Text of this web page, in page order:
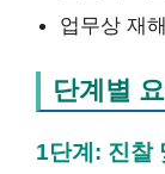
업무상 재
단계별
1단계: 진찰